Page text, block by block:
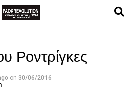
Ροντρίγκες
on 30/06/2016